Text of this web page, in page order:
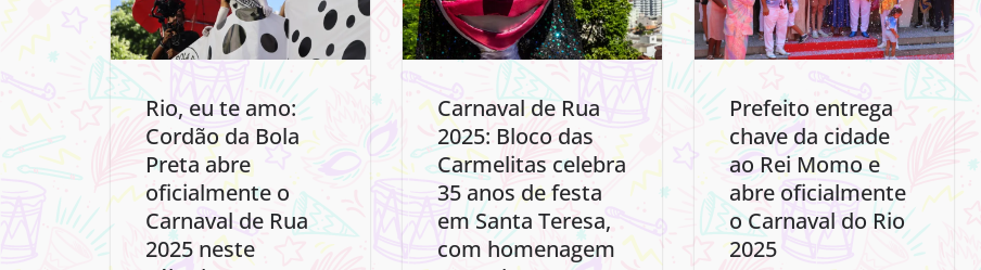
Rio, eu te amo:
Cordão da Bola
Preta abre
oficialmente o
Carnaval de Rua
2025 neste
Carnaval de Rua
2025: Bloco das
Carmelitas celebra
35 anos de festa
em Santa Teresa,
com homenagem
Prefeito entrega
chave da cidade
ao Rei Momo e
abre oficialmente
o Carnaval do Rio
2025